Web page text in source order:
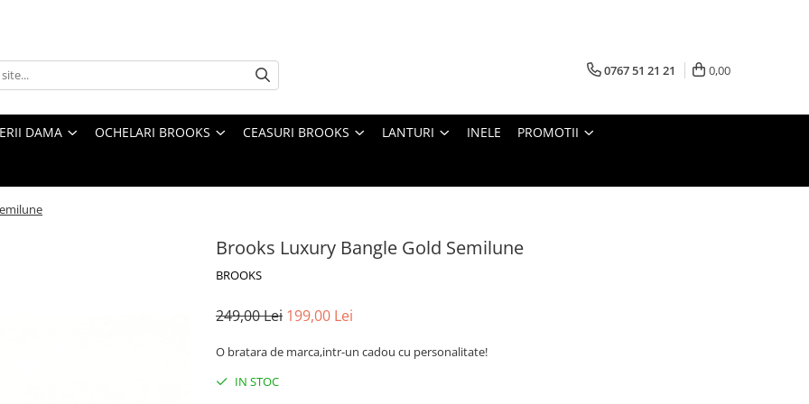
0767 51 21 21 0,00
DAMA OCHELARI BROOKS CEASURI BROOKS LANTURI INELE PROMOTII
Brooks Luxury Bangle Gold Semilune
BROOKS
249,00 Lei 199,00 Lei
O bratara de marca,intr-un cadou cu personalitate!
IN STOC